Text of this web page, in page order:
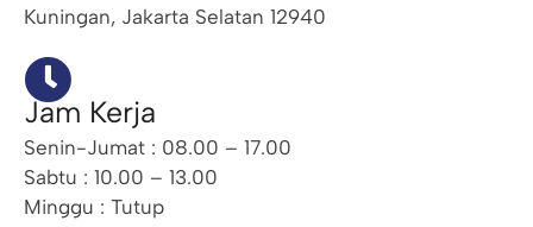
Kuningan, Jakarta Selatan 12940
Jam Kerja
Senin-Jumat : 08.00 – 17.00
Sabtu : 10.00 – 13.00
Minggu : Tutup